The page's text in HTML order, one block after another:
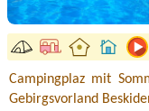
Campingplaz mit
Gebirgsvorland